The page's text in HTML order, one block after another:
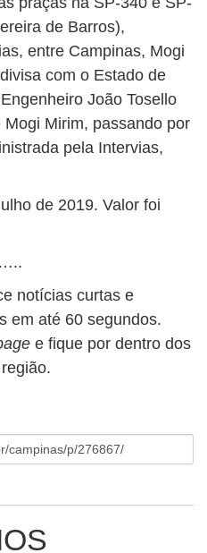
de Barros),
entre Campinas, Mogi
com o Estado de
João Tosello
Mirim, passando por
pela Intervias,
de 2019. Valor foi
notícias curtas e
em até 60 segundos.
e fique por dentro dos